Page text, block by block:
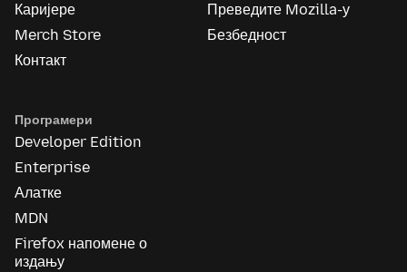
Каријере
Merch Store
Контакт
Преведите Mozilla-у
Безбедност
Програмери
Developer Edition
Enterprise
Алатке
MDN
Firefox напомене о
издању